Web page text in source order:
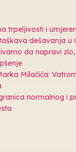
trpeljivosti i
dešavanja u
da napravi
Milačića:
normalnog i